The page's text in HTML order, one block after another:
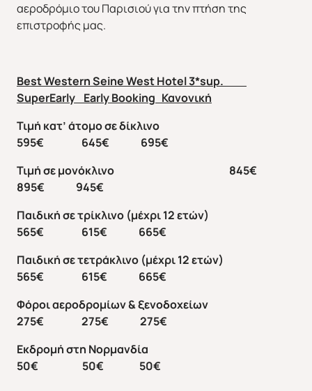
ΑΣΙΑ ΑΦΡΙΚΗ
αεροδρόμιο του Παρισιού για την πτήση της
επιστροφής μας.
Best Western Seine West Hotel 3*sup.
SuperEarly Early Booking Κανονική
Τιμή κατ’άτομοσεδίκλινο
595€ 645€ 695€
Τιμή σε μονόκλινο 845€
895€ 945€
Παιδική σε τρίκλινο (μέχρι 12 ετών)
565€ 615€ 665€
Παιδική σε τετράκλινο (μέχρι 12 ετών)
565€ 615€ 665€
Φόροι αεροδρομίων & ξενοδοχείων
275€ 275€ 275€
Εκδρομή στη Νορμανδία
50€ 50€ 50€